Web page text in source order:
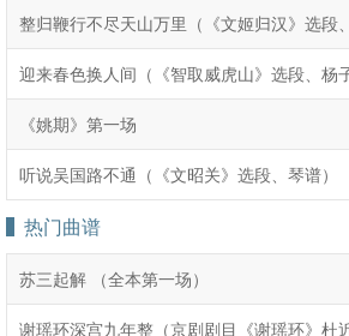
整归鞭行不尽天山万里（《文姬归汉》选段
迎来春色换人间（《智取威虎山》选段、杨
《姚期》第一场
听说吴国路不通（《文昭关》选段、琴谱）
热门曲谱
苏三起解 （全本第一场）
谢瑶环深宫九年整（京剧剧目《谢瑶环》杜